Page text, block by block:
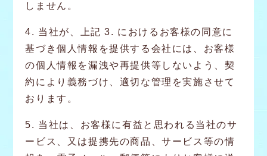
しません。
4. 当社が、上記 3. におけるお客様の同意に
基づき個人情報を提供する会社には、お客様
の個人情報を漏洩や再提供等しないよう、契
約により義務づけ、適切な管理を実施させて
おります。
5. 当社は、お客様に有益と思われる当社のサ
ービス、又は提携先の商品、サービス等の情